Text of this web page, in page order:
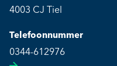
4003 CJ Tiel
Telefoonnummer
0344-612976